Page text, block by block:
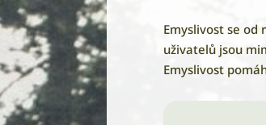
Emyslivost se od
uživatelů jsou
Emyslivost